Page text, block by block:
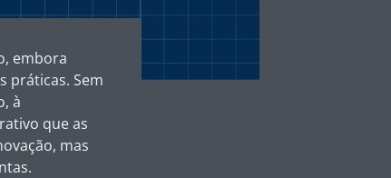
embora
práticas. Sem
à
que as
mas